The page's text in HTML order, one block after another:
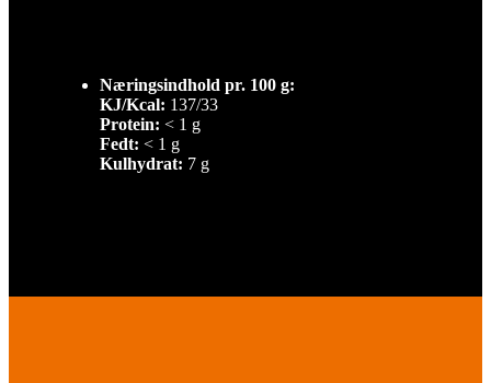
Næringsindhold pr. 100 g:
KJ/Kcal: 137/33
Protein: < 1 g
Fedt: < 1 g
Kulhydrat: 7 g